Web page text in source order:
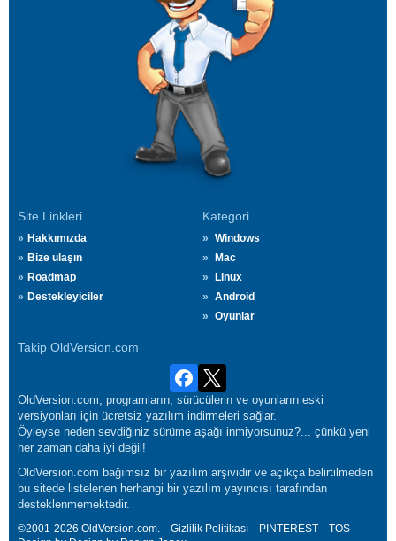
Site Linkleri
Hakkımızda
Bize ulaşın
Roadmap
Destekleyiciler
Kategori
Windows
Mac
Linux
Android
Oyunlar
Takip OldVersion.com
OldVersion.com, programların, sürücülerin ve oyunların eski
versiyonları için ücretsiz yazılım indirmeleri sağlar.
Öyleyse neden sevdiğiniz sürüme aşağı inmiyorsunuz?... çünkü yeni
her zaman daha iyi değil!
OldVersion.com bağımsız bir yazılım arşividir ve açıkça belirtilmeden
bu sitede listelenen herhangi bir yazılım yayıncısı tarafından
desteklenmemektedir.
©2001-2026 OldVersion.com. Gizlilik Politikası PINTEREST
TOS